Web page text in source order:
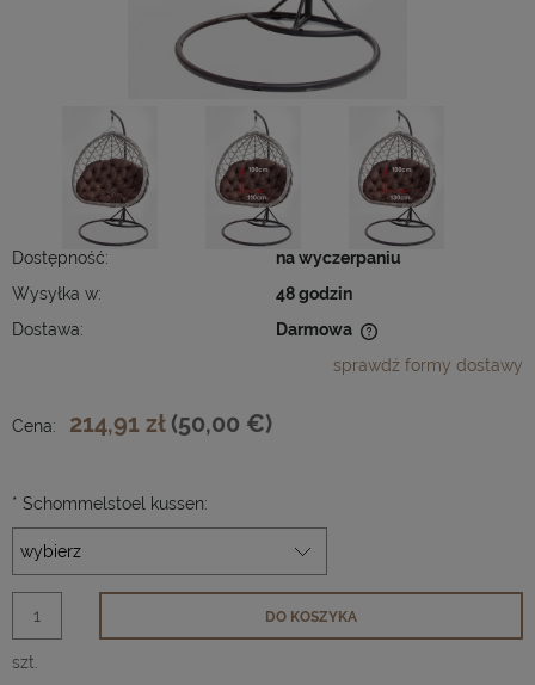
Dostępność:
na wyczerpaniu
Wysyłka w:
48 godzin
Dostawa:
Darmowa
sprawdź formy dostawy
Cena: 214,91 zł (50,00 €)
* Schommelstoel kussen:
szt.
DO KOSZYKA